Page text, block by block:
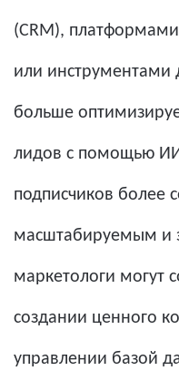
(CRM),
или инструментами
больше
лидов с помощью
подписчиков более
масштабируемым и
маркетологи могут
создании ценного
управлении базой